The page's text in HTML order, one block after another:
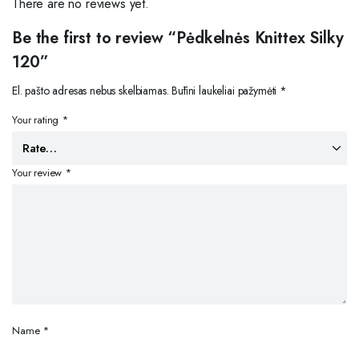
Be the first to review “Pėdkelnės Knittex Silky
120”
El. pašto adresas nebus skelbiamas. Būtini laukeliai pažymėti *
Your rating *
Your review *
Name *